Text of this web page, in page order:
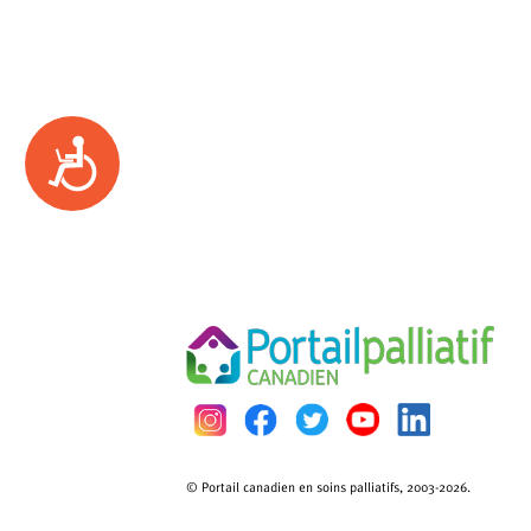
Accessibility
© Portail canadien en soins palliatifs, 2003-2026.